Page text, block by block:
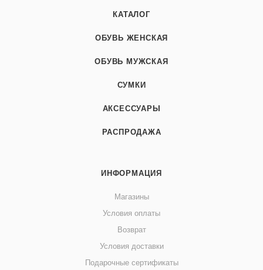
КАТАЛОГ
ОБУВЬ ЖЕНСКАЯ
ОБУВЬ МУЖСКАЯ
СУМКИ
АКСЕССУАРЫ
РАСПРОДАЖА
ИНФОРМАЦИЯ
Магазины
Условия оплаты
Возврат
Условия доставки
Подарочные сертификаты